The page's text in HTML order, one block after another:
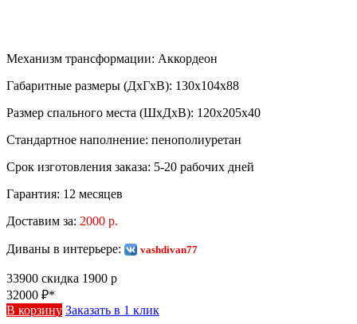
Механизм трансформации: Аккордеон
Габаритные размеры (ДхГхВ): 130х104х88
Размер спального места (ШхДхВ): 120х205х40
Стандартное наполнение: пенополиуретан
Срок изготовления заказа: 5-20 рабочих дней
Гарантия: 12 месяцев
Доставим за: 2000 р.
Диваны в интерьере: vashdivan77
33900 скидка 1900 р
32000 ₽*
В корзину Заказать в 1 клик